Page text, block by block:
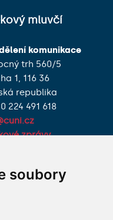
soubory
mluvčí
komunikace
trh 560/5
1, 116 36
republika
224 491 618
zprávy